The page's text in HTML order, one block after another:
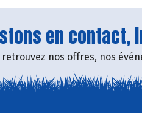
en contact,
retrouvez nos offres, nos